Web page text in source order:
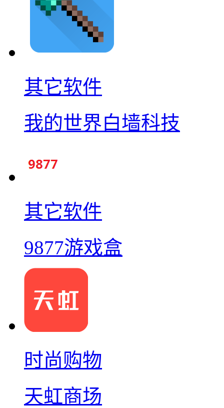
其它软件
我的世界白墙科技
其它软件
9877游戏盒
时尚购物
天虹商场